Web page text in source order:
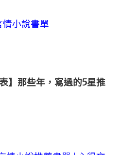
小說書單
】那些年，寫過的5星推